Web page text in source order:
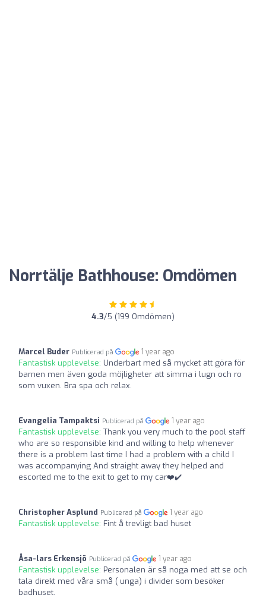
Norrtälje Bathhouse: Omdömen
4.3/5 (199 Omdömen)
Marcel Buder Publicerad på 1 year ago
Fantastisk upplevelse: Underbart med så mycket att göra för
barnen men även goda möjligheter att simma i lugn och ro
som vuxen. Bra spa och relax.
Evangelia Tampaktsi Publicerad på 1 year ago
Fantastisk upplevelse: Thank you very much to the pool staff
who are so responsible kind and willing to help whenever
there is a problem last time I had a problem with a child I
was accompanying And straight away they helped and
escorted me to the exit to get to my car❤️✔️
Christopher Asplund Publicerad på 1 year ago
Fantastisk upplevelse: Fint å trevligt bad huset
Åsa-lars Erkensjö Publicerad på 1 year ago
Fantastisk upplevelse: Personalen är så noga med att se och
tala direkt med våra små ( unga) i divider som besöker
badhuset.